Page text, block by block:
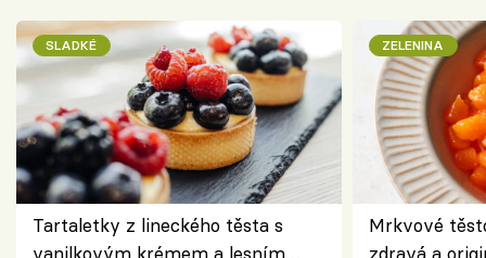
SLADKÉ
Tartaletky z lineckého těsta s
vanilkovým krémem a lesním
ZELENINA
Mrkvové
zdravá a